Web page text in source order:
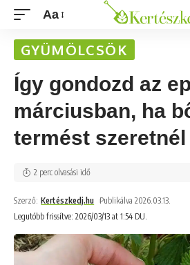
Aa
GYÜMÖLCSÖK
Így gondozd az
márciusban, ha
termést szeretnél
Legutóbb frissítve: 2026/03/13 at 1:54 DU.
Szerző: Kertészkedj.hu Publikálva 2026.03.13.
2 perc olvasási idő